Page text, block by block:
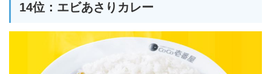
14位：エビあさりカレー